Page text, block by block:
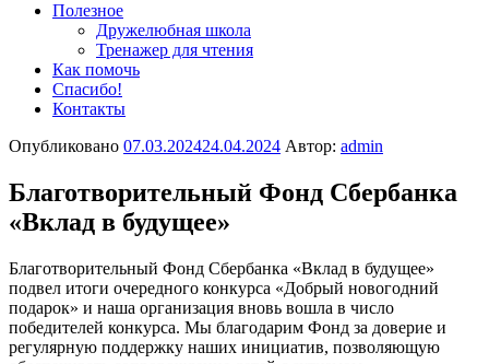
Полезное
Дружелюбная школа
Тренажер для чтения
Как помочь
Спасибо!
Контакты
Опубликовано 07.03.202424.04.2024 Автор: admin
Благотворительный Фонд Сбербанка
«Вклад в будущее»
Благотворительный Фонд Сбербанка «Вклад в будущее»
подвел итоги очередного конкурса «Добрый новогодний
подарок» и наша организация вновь вошла в число
победителей конкурса. Мы благодарим Фонд за доверие и
регулярную поддержку наших инициатив, позволяющую